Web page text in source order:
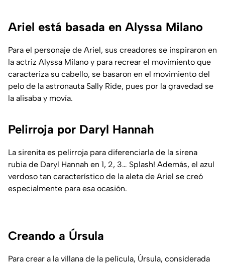
Ariel está basada en Alyssa Milano
Para el personaje de Ariel, sus creadores se inspiraron en
la actriz Alyssa Milano y para recrear el movimiento que
caracteriza su cabello, se basaron en el movimiento del
pelo de la astronauta Sally Ride, pues por la gravedad se
la alisaba y movía.
Pelirroja por Daryl Hannah
La sirenita es pelirroja para diferenciarla de la sirena
rubia de Daryl Hannah en 1, 2, 3… Splash! Además, el azul
verdoso tan característico de la aleta de Ariel se creó
especialmente para esa ocasión.
Creando a Úrsula
Para crear a la villana de la película, Úrsula, considerada